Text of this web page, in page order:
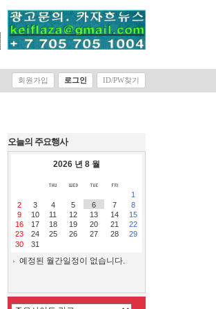
회원가입 로그인 ID/PW찾기
오늘의 주요행사
2026 년 8 월
1
2
3 4 5 6 7
8
9
10 11 12 13 14
15
16
17 18 19 20 21
22
23
24 25 26 27 28
29
30
31
예정된 월간일정이 없습니다.